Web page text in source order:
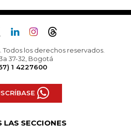
Todos los derechos reservados.
37-32, Bogotá
1 4227600
LAS SECCIONES